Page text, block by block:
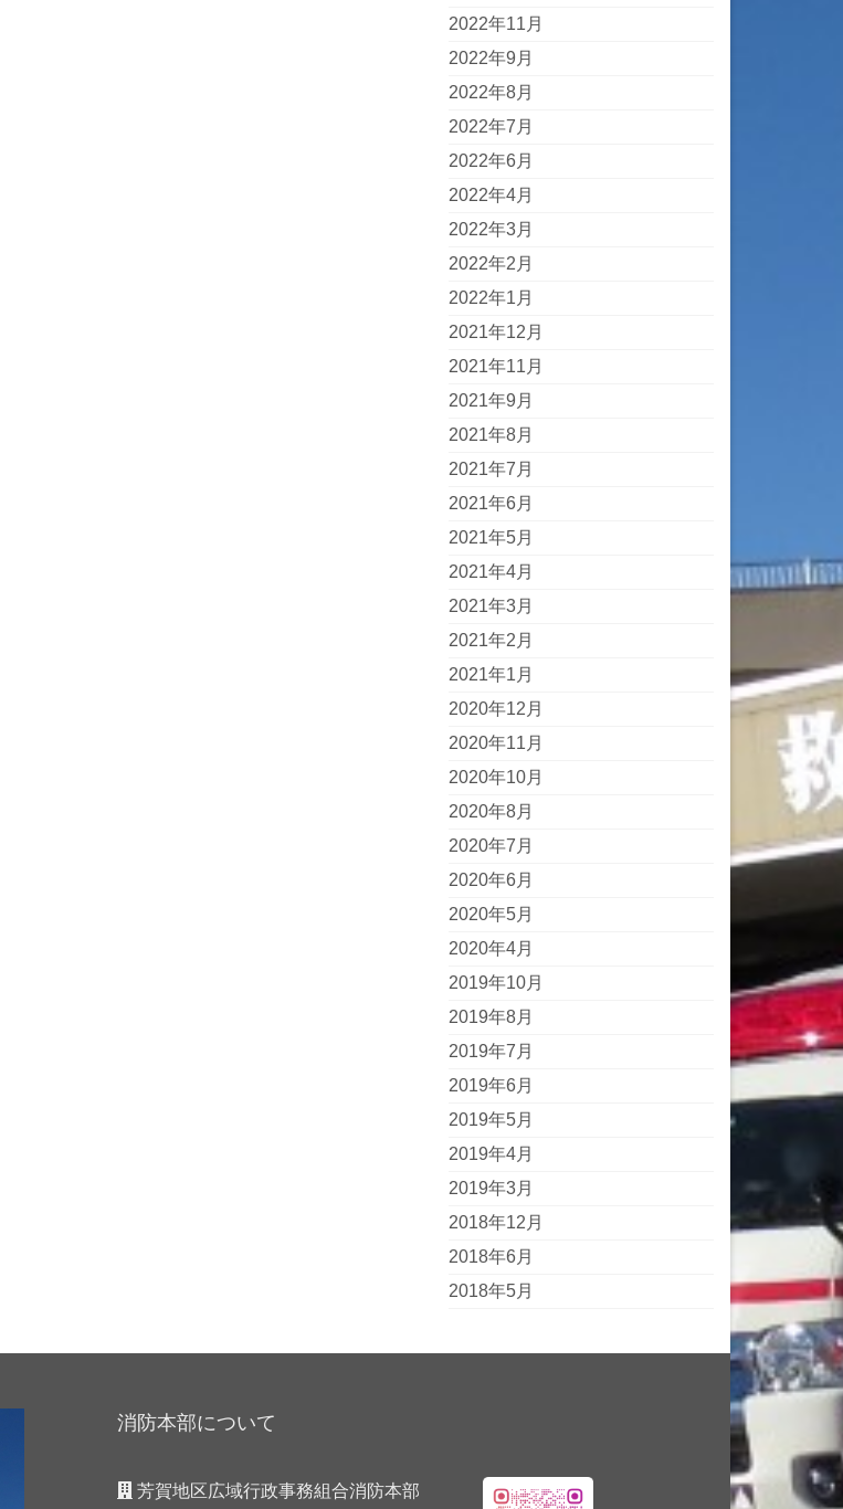
2022年11月
2022年9月
2022年8月
2022年7月
2022年6月
2022年4月
2022年3月
2022年2月
2022年1月
2021年12月
2021年11月
2021年9月
2021年8月
2021年7月
2021年6月
2021年5月
2021年4月
2021年3月
2021年2月
2021年1月
2020年12月
2020年11月
2020年10月
2020年8月
2020年7月
2020年6月
2020年5月
2020年4月
2019年10月
2019年8月
2019年7月
2019年6月
2019年5月
2019年4月
2019年3月
2018年12月
2018年6月
2018年5月
消防本部について
芳賀地区広域行政事務組合消防本部